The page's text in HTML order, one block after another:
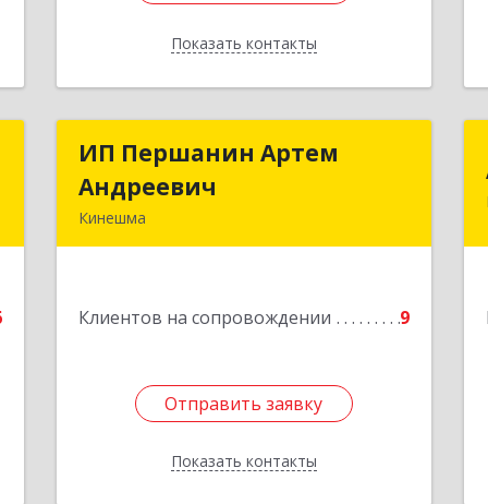
Показать контакты
Назад
ИП Першанин Артем
Андреевич
Кинешма
Клиентов на сопровождении 9
Отправить заявку
Показать контакты
ИП Першанин Артем
Отправить заявку
Назад